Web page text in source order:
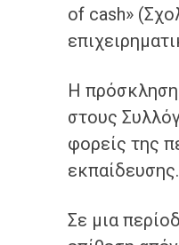
of cash»
Η πρόσκληση
στους
φορείς της
εκπαίδευσης.
Σε μια